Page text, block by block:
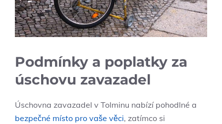
Podmínky a poplatky za
úschovu zavazadel
Úschovna zavazadel v Tolminu nabízí pohodlné a
bezpečné místo pro vaše věci, zatímco si